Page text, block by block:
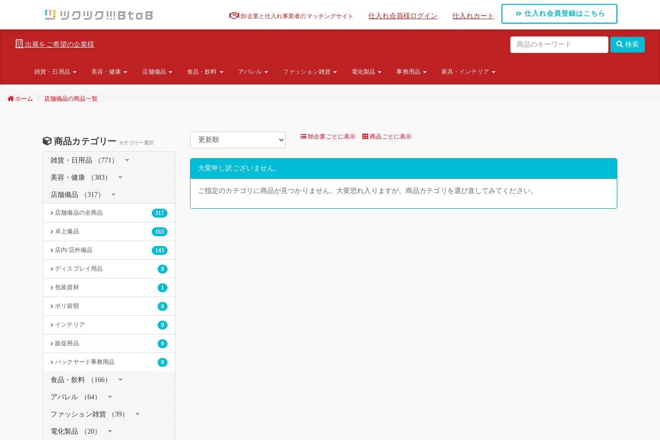
卸企業と仕入れ事業者のマッチングサイト 仕入れ会員様ログイン 仕入れカート 仕入れ会員登録はこちら
出展をご希望の企業様 検索
雑貨・日用品 美容・健康 店舗備品 食品・飲料 アパレル ファッション雑貨 電化製品 事務用品 家具・インテリア
ホーム 店舗備品の商品一覧
商品カテゴリー カテゴリー選択
雑貨・日用品 （771）
美容・健康 （383）
店舗備品 （317）
店舗備品の全商品 317
卓上備品 163
店内/店外備品 143
ディスプレイ用品 8
包装資材 1
ポリ袋類 0
インテリア 0
販促用品 0
バックヤード事務用品 0
食品・飲料 （166）
アパレル （64）
ファッション雑貨 （39）
電化製品 （20）
卸企業ごとに表示 商品ごとに表示
大変申し訳ございません。
ご指定のカテゴリに商品が見つかりません。大変恐れ入りますが、商品カテゴリを選び直してみてください。